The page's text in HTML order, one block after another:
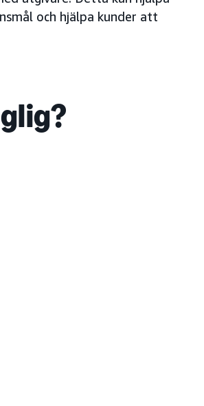
och hjälpa kunder att